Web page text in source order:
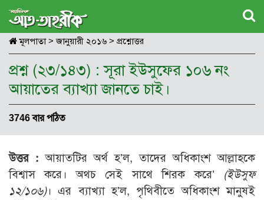
মূলপাতা> জানুয়ারী ২০১৬ > প্রশ্নোত্তর
প্রশ্ন (২৩/১৪৩) : সূরা ইউসুফের ১০৬ নং
আয়াতের ব্যাখ্যা জানতে চাই।
3746 বার পঠিত
উত্তর : আয়াতটির অর্থ হ’ল, তাদের অধিকাংশ আল্লাহকে
বিশ্বাস করে। অথচ সেই সাথে শিরক করে’ (ইউসুফ
১২/১০৬)। এর ব্যাখ্যা হ’ল, পৃথিবীতে অধিকাংশ মানুষই